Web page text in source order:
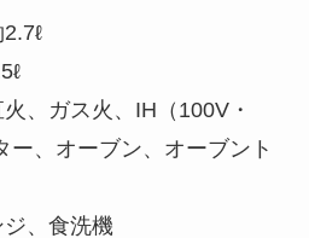
、ガス火、IH（100V・
ー、オーブン、オーブント
ジ、食洗機